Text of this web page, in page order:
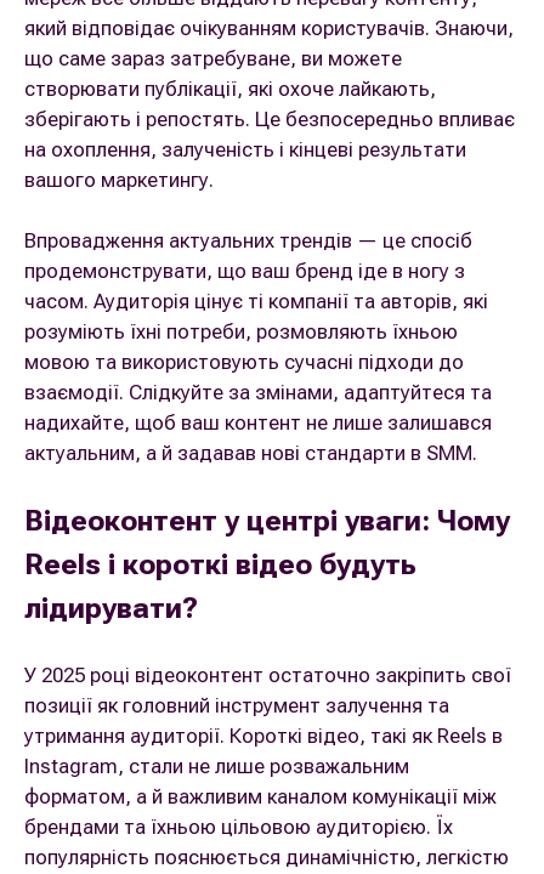
який відповідає очікуванням користувачів. Знаючи,
що саме зараз затребуване, ви можете
створювати публікації, які охоче лайкають,
зберігають і репостять. Це безпосередньо впливає
на охоплення, залученість і кінцеві результати
вашого маркетингу.
Впровадження актуальних трендів — це спосіб
продемонструвати, що ваш бренд іде в ногу з
часом. Аудиторія цінує ті компанії та авторів, які
розуміють їхні потреби, розмовляють їхньою
мовою та використовують сучасні підходи до
взаємодії. Слідкуйте за змінами, адаптуйтеся та
надихайте, щоб ваш контент не лише залишався
актуальним, а й задавав нові стандарти в SMM.
Відеоконтент у центрі уваги: Чому
Reels і короткі відео будуть
лідирувати?
У 2025 році відеоконтент остаточно закріпить свої
позиції як головний інструмент залучення та
утримання аудиторії. Короткі відео, такі як Reels в
Instagram, стали не лише розважальним
форматом, а й важливим каналом комунікації між
брендами та їхньою цільовою аудиторією. Їх
популярність пояснюється динамічністю, легкістю